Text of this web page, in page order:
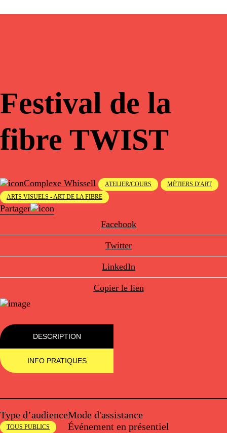
Festival de la
fibre TWIST
Complexe Whissell ATELIER/COURS
MÉTIERS D'ART
ARTS VISUELS - ART DE LA FIBRE
Partager
Facebook
Twitter
LinkedIn
Copier le lien
DESCRIPTION
INFO PRATIQUES
Type d’audience
TOUS PUBLICS
Mode d'assistance
Événement en présentiel